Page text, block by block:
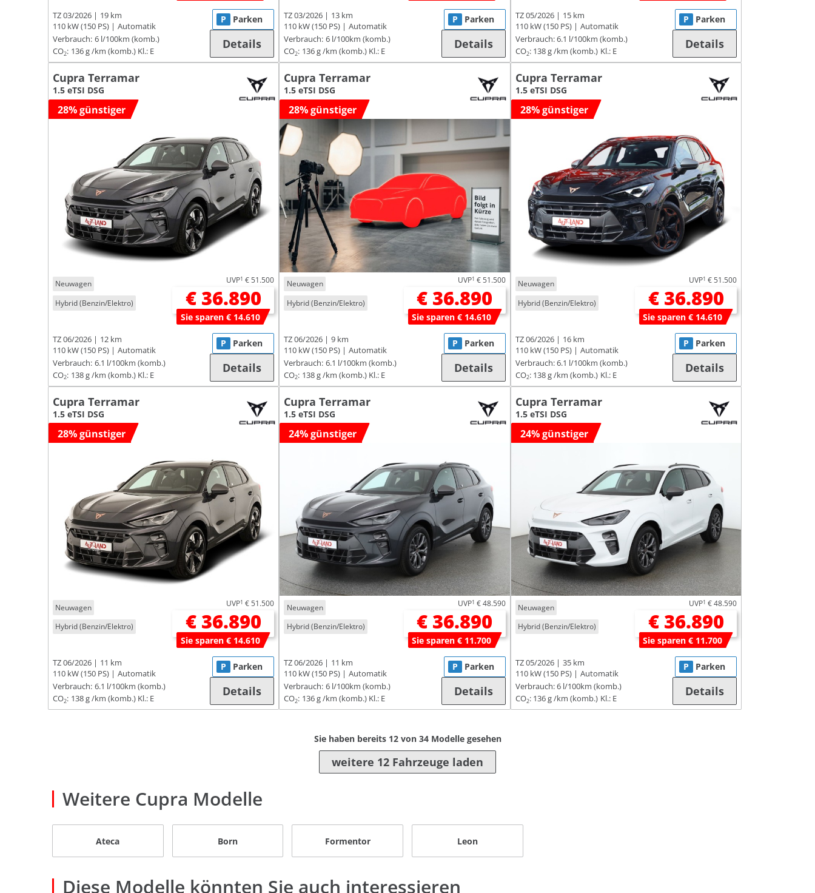
TZ 03/2026
19 km
110 kW (150 PS)
Automatik
Verbrauch: 6 l/100km (komb.)
CO2: 136 g /km (komb.) Kl.: E
P Parken
Details
TZ 03/2026
13 km
110 kW (150 PS)
Automatik
Verbrauch: 6 l/100km (komb.)
CO2: 136 g /km (komb.) Kl.: E
P Parken
Details
TZ 05/2026
15 km
110 kW (150 PS)
Automatik
Verbrauch: 6.1 l/100km (komb.)
CO2: 138 g /km (komb.) Kl.: E
P Parken
Details
Cupra Terramar
1.5 eTSI DSG
28% günstiger
Neuwagen
Hybrid (Benzin/Elektro)
UVP1 € 51.500
€ 36.890
Sie sparen € 14.610
TZ 06/2026
12 km
110 kW (150 PS)
Automatik
Verbrauch: 6.1 l/100km (komb.)
CO2: 138 g /km (komb.) Kl.: E
P Parken
Details
Cupra Terramar
1.5 eTSI DSG
28% günstiger
Neuwagen
Hybrid (Benzin/Elektro)
UVP1 € 51.500
€ 36.890
Sie sparen € 14.610
TZ 06/2026
9 km
110 kW (150 PS)
Automatik
Verbrauch: 6.1 l/100km (komb.)
CO2: 138 g /km (komb.) Kl.: E
P Parken
Details
Cupra Terramar
1.5 eTSI DSG
28% günstiger
Neuwagen
Hybrid (Benzin/Elektro)
UVP1 € 51.500
€ 36.890
Sie sparen € 14.610
TZ 06/2026
16 km
110 kW (150 PS)
Automatik
Verbrauch: 6.1 l/100km (komb.)
CO2: 138 g /km (komb.) Kl.: E
P Parken
Details
Cupra Terramar
1.5 eTSI DSG
28% günstiger
Neuwagen
Hybrid (Benzin/Elektro)
UVP1 € 51.500
€ 36.890
Sie sparen € 14.610
TZ 06/2026
11 km
110 kW (150 PS)
Automatik
Verbrauch: 6.1 l/100km (komb.)
CO2: 138 g /km (komb.) Kl.: E
P Parken
Details
Cupra Terramar
1.5 eTSI DSG
24% günstiger
Neuwagen
Hybrid (Benzin/Elektro)
UVP1 € 48.590
€ 36.890
Sie sparen € 11.700
TZ 06/2026
11 km
110 kW (150 PS)
Automatik
Verbrauch: 6 l/100km (komb.)
CO2: 136 g /km (komb.) Kl.: E
P Parken
Details
Cupra Terramar
1.5 eTSI DSG
24% günstiger
Neuwagen
Hybrid (Benzin/Elektro)
UVP1 € 48.590
€ 36.890
Sie sparen € 11.700
TZ 05/2026
35 km
110 kW (150 PS)
Automatik
Verbrauch: 6 l/100km (komb.)
CO2: 136 g /km (komb.) Kl.: E
P Parken
Details
Sie haben bereits 12von 34Modelle gesehen
weitere 12 Fahrzeuge laden
Weitere Cupra Modelle
Ateca Born Formentor Leon
Diese Modelle könnten Sie auch interessieren